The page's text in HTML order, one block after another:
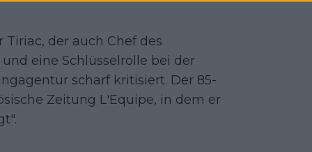
der auch Chef des
eine Schlüsselrolle bei der
scharf kritisiert. Der 85-
Zeitung L'Equipe, in dem er